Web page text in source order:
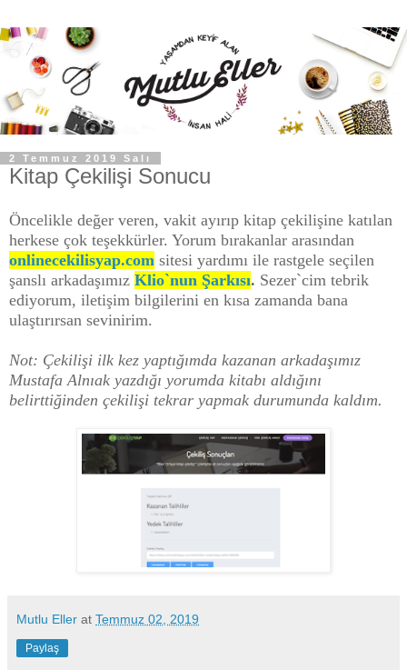
2 Temmuz 2019 Salı
Kitap Çekilişi Sonucu
Öncelikle değer veren, vakit ayırıp kitap çekilişine katılan
herkese çok teşekkürler. Yorum bırakanlar arasından
onlinecekilisyap.com sitesi yardımı ile rastgele seçilen
şanslı arkadaşımız Klio`nun Şarkısı. Sezer`cim tebrik
ediyorum, iletişim bilgilerini en kısa zamanda bana
ulaştırırsan sevinirim.
Not: Çekilişi ilk kez yaptığımda kazanan arkadaşımız
Mustafa Alnıak yazdığı yorumda kitabı aldığını
belirttiğinden çekilişi tekrar yapmak durumunda kaldım.
Mutlu Eller at Temmuz 02, 2019
Paylaş